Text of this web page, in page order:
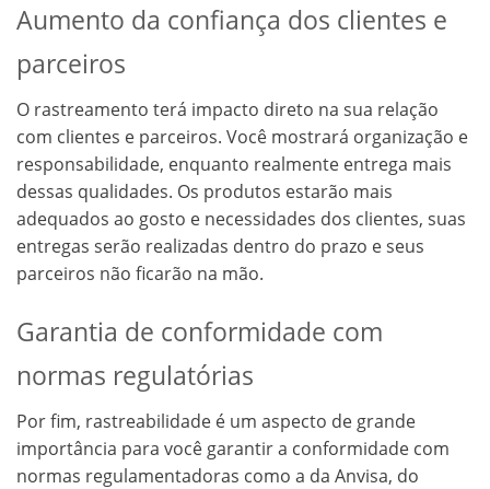
Aumento da confiança dos clientes e
parceiros
O rastreamento terá impacto direto na sua relação
com clientes e parceiros. Você mostrará organização e
responsabilidade, enquanto realmente entrega mais
dessas qualidades. Os produtos estarão mais
adequados ao gosto e necessidades dos clientes, suas
entregas serão realizadas dentro do prazo e seus
parceiros não ficarão na mão.
Garantia de conformidade com
normas regulatórias
Por fim, rastreabilidade é um aspecto de grande
importância para você garantir a conformidade com
normas regulamentadoras como a da Anvisa, do